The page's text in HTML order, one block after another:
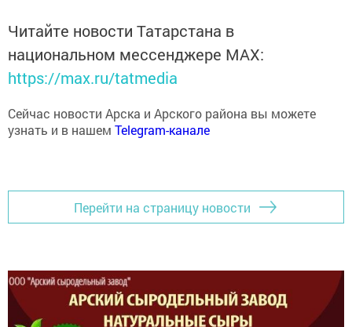
Читайте новости Татарстана в
национальном мессенджере MАХ:
https://max.ru/tatmedia
узнать и в нашемTelegram-канале
Перейти на страницу новости